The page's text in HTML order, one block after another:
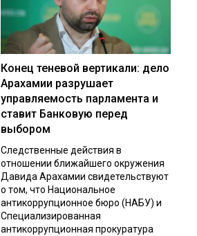
Конец теневой вертикали: дело
Арахамии разрушает
управляемость парламента и
ставит Банковую перед
выбором
Следственные действия в
отношении ближайшего окружения
Давида Арахамии свидетельствуют
о том, что Национальное
антикоррупционное бюро (НАБУ) и
Специализированная
антикоррупционная прокуратура